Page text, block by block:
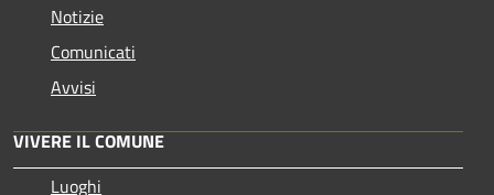
Notizie
Comunicati
Avvisi
VIVERE IL COMUNE
Luoghi